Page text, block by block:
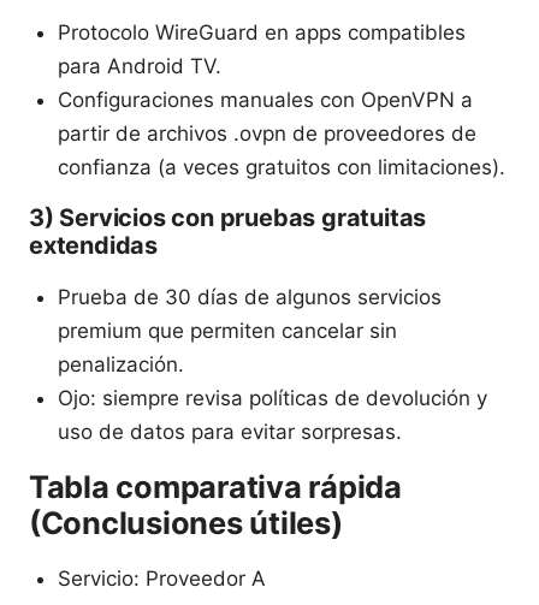
Protocolo WireGuard en apps compatibles
para Android TV.
Configuraciones manuales con OpenVPN a
partir de archivos .ovpn de proveedores de
confianza (a veces gratuitos con limitaciones).
3) Servicios con pruebas gratuitas
extendidas
Prueba de 30 días de algunos servicios
premium que permiten cancelar sin
penalización.
Ojo: siempre revisa políticas de devolución y
uso de datos para evitar sorpresas.
Tabla comparativa rápida
(Conclusiones útiles)
Servicio: Proveedor A